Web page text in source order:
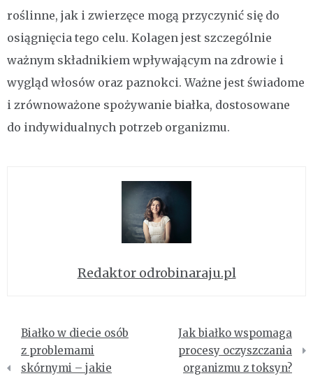
roślinne, jak i zwierzęce mogą przyczynić się do
osiągnięcia tego celu. Kolagen jest szczególnie
ważnym składnikiem wpływającym na zdrowie i
wygląd włosów oraz paznokci. Ważne jest świadome
i zrównoważone spożywanie białka, dostosowane
do indywidualnych potrzeb organizmu.
Redaktor odrobinaraju.pl
Nawigacja
wpisu
Białko w diecie osób
z problemami
skórnymi – jakie
Jak białko wspomaga
procesy oczyszczania
organizmu z toksyn?